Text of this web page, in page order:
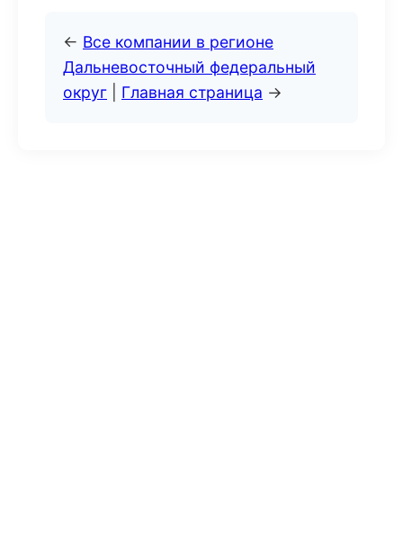
← Все компании в регионе
Дальневосточный федеральный
округ
Главная страница →